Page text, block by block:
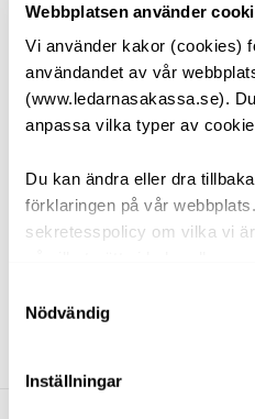
Webbplatsen använder
Vi använder kakor (cookies)
användandet av vår
(www.ledarnasakassa.se).
anpassa vilka typer av
Du kan ändra eller dra
förklaringen på vår
sekretesspolicy om vilka vi
gällande ditt samtycke. Du
samtycke direkt genom att
Nödvändig
Inställningar
21 oktober 2022
För dig som är medlem i
du kan få ersättning
fyller 66 år....